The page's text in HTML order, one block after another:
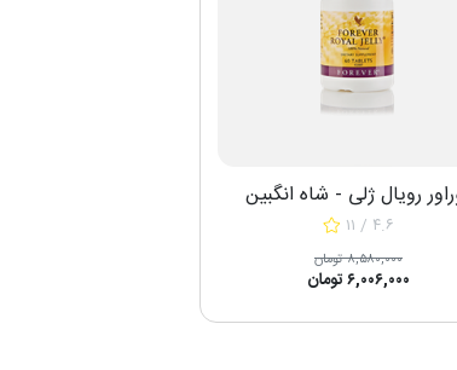
رویال ژلی - شاه انگبین
۱۱ / ۴.۶
۸,۵۸۰,۰۰۰ تومان
۶,۰۰۶,۰۰۰ تومان